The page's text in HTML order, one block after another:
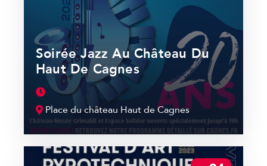
Soirée Jazz Au Château Du
Haut De Cagnes
Place du château Haut de Cagnes